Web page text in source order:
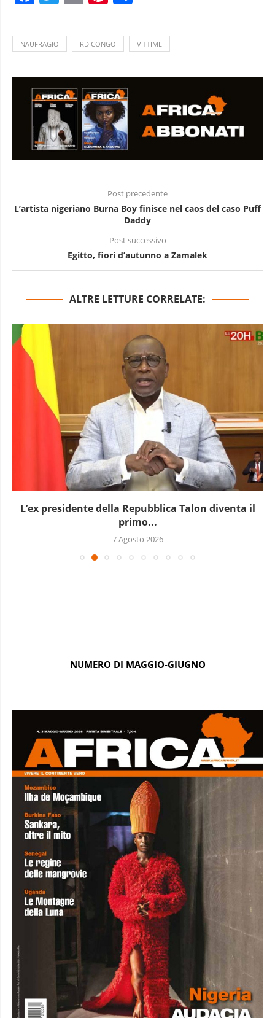
NAUFRAGIO RD CONGO VITTIME
Post precedente
L’artista nigeriano Burna Boy finisce nel caos del caso Puff
Daddy
Post successivo
Egitto, fiori d’autunno a Zamalek
ALTRE LETTURE CORRELATE:
L’ex presidente della Repubblica Talon diventa il
primo...
7 Agosto 2026
NUMERO DI MAGGIO-GIUGNO